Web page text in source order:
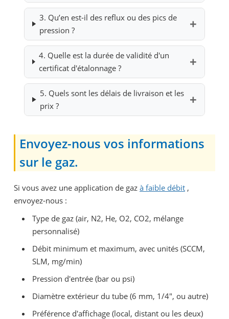
3. Qu’en est-il des reflux ou des pics de
pression ?
4. Quelle est la durée de validité d'un
certificat d'étalonnage ?
5. Quels sont les délais de livraison et les
prix ?
Envoyez-nous vos informations
sur le gaz.
Si vous avez une application de gaz à faible débit ,
envoyez-nous :
Type de gaz (air, N2, He, O2, CO2, mélange
personnalisé)
Débit minimum et maximum, avec unités (SCCM,
SLM, mg/min)
Pression d'entrée (bar ou psi)
Diamètre extérieur du tube (6 mm, 1/4", ou autre)
Préférence d'affichage (local, distant ou les deux)